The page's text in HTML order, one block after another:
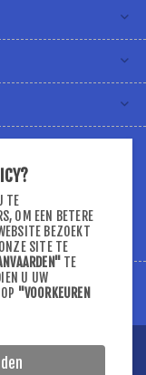
voorbehouden.
TE
OM EEN BETERE
BEZOEKT
SITE TE
TE
U UW
"VOORKEUREN